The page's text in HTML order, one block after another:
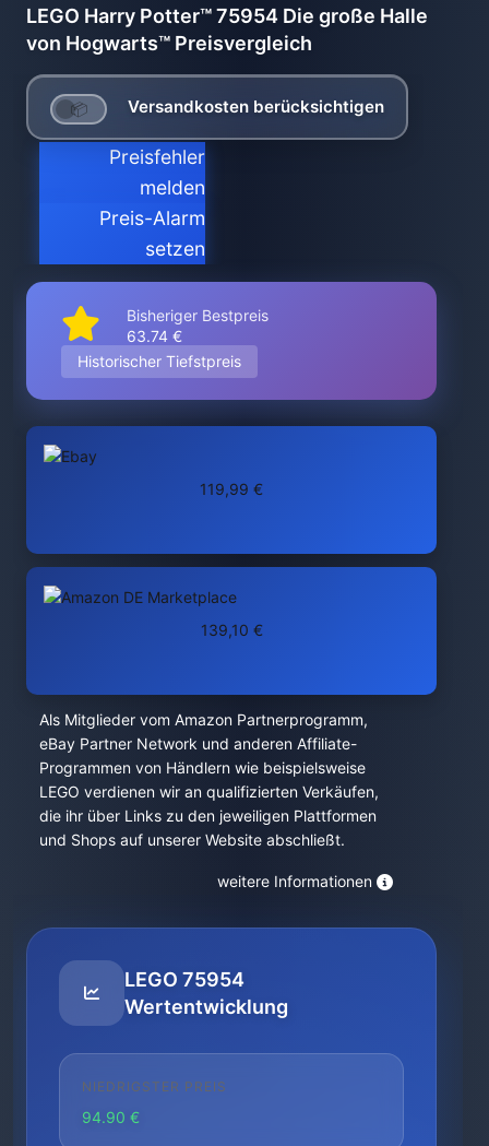
LEGO Harry Potter™ 75954 Die große Halle
von Hogwarts™ Preisvergleich
Versandkosten berücksichtigen
Preisfehler
melden
Preis-Alarm
setzen
Bisheriger Bestpreis
63.74 €
Historischer Tiefstpreis
119,99 €
139,10 €
Als Mitglieder vom Amazon Partnerprogramm,
eBay Partner Network und anderen Affiliate-
Programmen von Händlern wie beispielsweise
LEGO verdienen wir an qualifizierten Verkäufen,
die ihr über Links zu den jeweiligen Plattformen
und Shops auf unserer Website abschließt.
weitere Informationen
LEGO 75954
Wertentwicklung
NIEDRIGSTER PREIS
94.90 €